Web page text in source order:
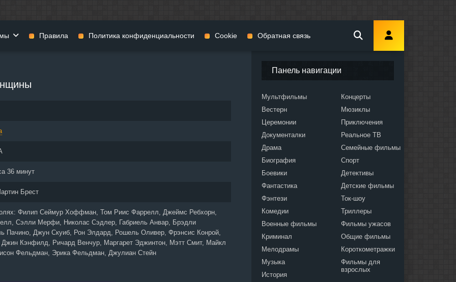
36 минут
Брест
Филип Сеймур Хоффман, Том Риис Фаррелл, Джеймс Ребхорн,
Сэлли Мерфи, Николас Сэдлер, Габриель Анвар, Брэдли
Пачино, Джун Скуиб, Рон Элдард, Рошель Оливер, Фрэнсис Конрой,
Кэнфилд, Ричард Венчур, Маргарет Эджинтон, Мэтт Смит, Майкл
Фельдман, Эрика Фельдман, Джулиан Стейн
Панель навигации
Мультфильмы
Вестерн
Церемонии
Документалки
Драма
Биография
Боевики
Фантастика
Фэнтези
Комедии
Военные фильмы
Криминал
Мелодрамы
Музыка
История
Концерты
Мюзиклы
Приключения
Реальное ТВ
Семейные фильмы
Спорт
Детективы
Детские фильмы
Ток-шоу
Триллеры
Фильмы ужасов
Общие фильмы
Короткометражки
Фильмы для
взрослых
фильмы
Правила Политика конфиденциальности Cookie Обратная связь